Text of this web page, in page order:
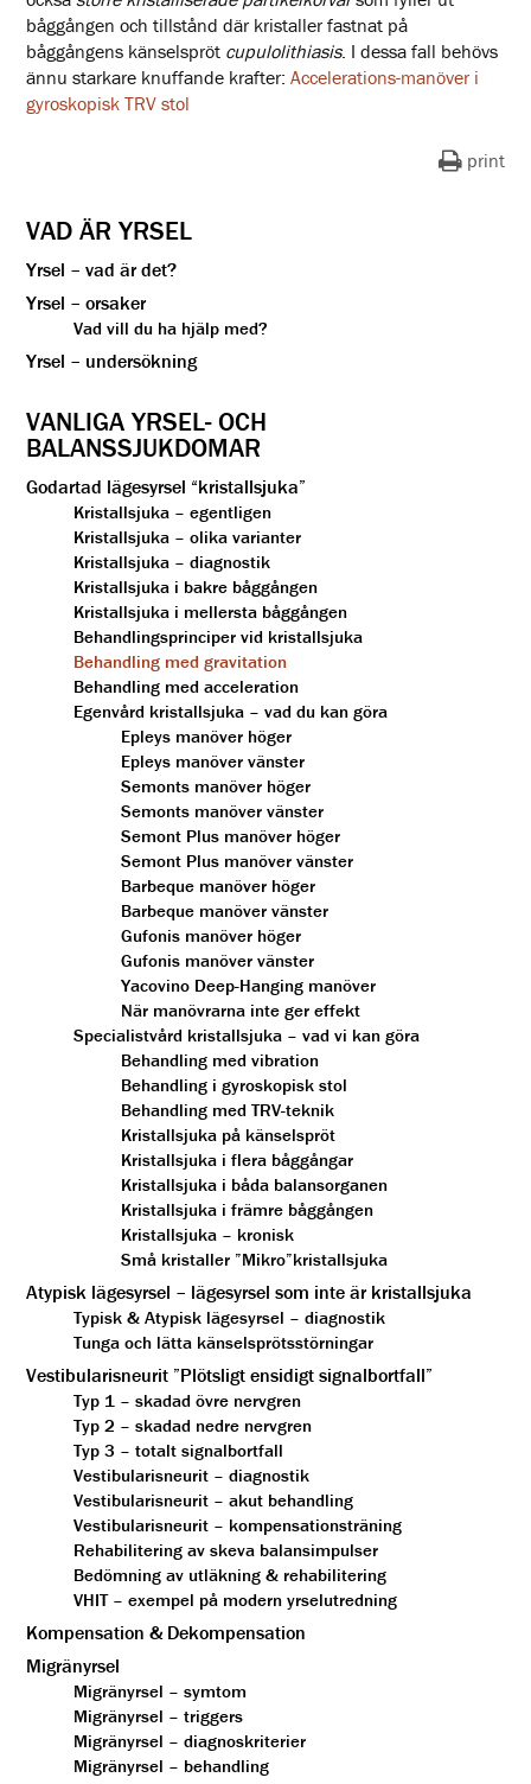
båggången och tillstånd där kristaller fastnat på
båggångens känselspröt cupulolithiasis. I dessa fall behövs
ännu starkare knuffande krafter:Accelerations-manöver i
gyroskopisk TRV stol
print
VAD ÄR YRSEL
Yrsel – vad är det?
Yrsel – orsaker
Vad vill du ha hjälp med?
Yrsel – undersökning
VANLIGA YRSEL- OCH
BALANSSJUKDOMAR
Godartad lägesyrsel “kristallsjuka”
Kristallsjuka – egentligen
Kristallsjuka – olika varianter
Kristallsjuka – diagnostik
Kristallsjuka i bakre båggången
Kristallsjuka i mellersta båggången
Behandlingsprinciper vid kristallsjuka
Behandling med gravitation
Behandling med acceleration
Egenvård kristallsjuka – vad du kan göra
Epleys manöver höger
Epleys manöver vänster
Semonts manöver höger
Semonts manöver vänster
Semont Plus manöver höger
Semont Plus manöver vänster
Barbeque manöver höger
Barbeque manöver vänster
Gufonis manöver höger
Gufonis manöver vänster
Yacovino Deep-Hanging manöver
När manövrarna inte ger effekt
Specialistvård kristallsjuka – vad vi kan göra
Behandling med vibration
Behandling i gyroskopisk stol
Behandling med TRV-teknik
Kristallsjuka på känselspröt
Kristallsjuka i flera båggångar
Kristallsjuka i båda balansorganen
Kristallsjuka i främre båggången
Kristallsjuka – kronisk
Små kristaller ”Mikro”kristallsjuka
Atypisk lägesyrsel – lägesyrsel som inte är kristallsjuka
Typisk & Atypisk lägesyrsel – diagnostik
Tunga och lätta känselsprötsstörningar
Vestibularisneurit ”Plötsligt ensidigt signalbortfall”
Typ 1 – skadad övre nervgren
Typ 2 – skadad nedre nervgren
Typ 3 – totalt signalbortfall
Vestibularisneurit – diagnostik
Vestibularisneurit – akut behandling
Vestibularisneurit – kompensationsträning
Rehabilitering av skeva balansimpulser
Bedömning av utläkning & rehabilitering
VHIT – exempel på modern yrselutredning
Kompensation & Dekompensation
Migränyrsel
Migränyrsel – symtom
Migränyrsel – triggers
Migränyrsel – diagnoskriterier
Migränyrsel – behandling